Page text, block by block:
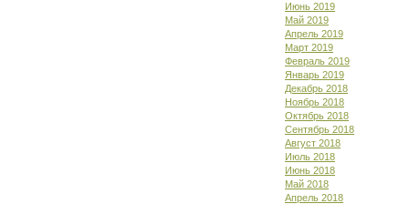
Июнь 2019
Май 2019
Апрель 2019
Март 2019
Февраль 2019
Январь 2019
Декабрь 2018
Ноябрь 2018
Октябрь 2018
Сентябрь 2018
Август 2018
Июль 2018
Июнь 2018
Май 2018
Апрель 2018